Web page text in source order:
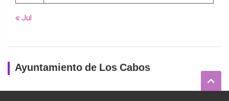
« Jul
Ayuntamiento de Los Cabos